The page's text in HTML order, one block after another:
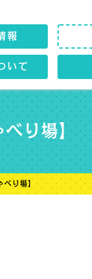
報
いて
り場】
り場】